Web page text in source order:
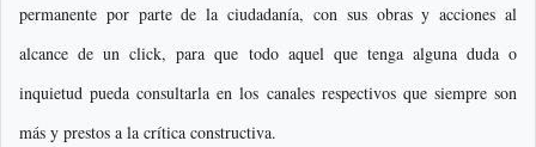
permanente por parte de la ciudadanía, con sus obras y acciones al
alcance de un click, para que todo aquel que tenga alguna duda o
inquietud pueda consultarla en los canales respectivos que siempre son
más y prestos a la crítica constructiva.